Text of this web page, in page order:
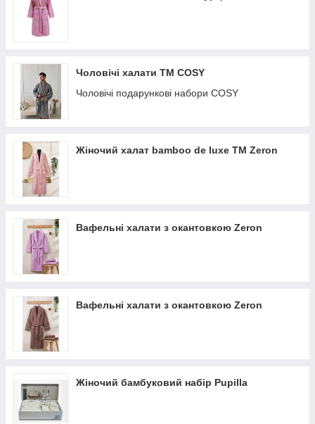
Звертайтеся в ЮСОН, вибирайте, носіть з задоволенням.
Чоловічі халати ТМ COSY
Чоловічі подарункові набори COSY
Жіночий халат bamboo de luxe TM Zeron
Вафельні халати з окантовкою Zeron
Вафельні халати з окантовкою Zeron
Жіночий бамбуковий набір Pupilla